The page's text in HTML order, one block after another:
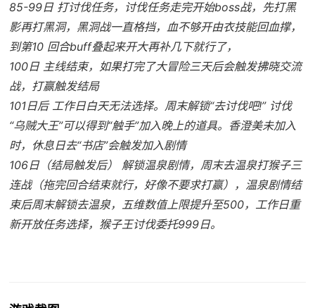
85-99日 打讨伐任务，讨伐任务走完开始boss战，先打黑
影再打黑洞，黑洞战一直格挡，血不够开由衣技能回血撑，
到第10 回合buff叠起来开大再补几下就行了，
100日 主线结束，如果打完了大冒险三天后会触发拂晓交流
战，打赢触发结局
101日后 工作日白天无法选择。周末解锁“去讨伐吧!” 讨伐
“乌贼大王”可以得到“触手”加入晚上的道具。香澄美未加入
时，休息日去“书店”会触发加入剧情
106日（结局触发后） 解锁温泉剧情，周末去温泉打猴子三
连战（拖完回合结束就行，好像不要求打赢），温泉剧情结
束后周末解锁去温泉，五维数值上限提升至500，工作日重
新开放任务选择，猴子王讨伐委托999日。